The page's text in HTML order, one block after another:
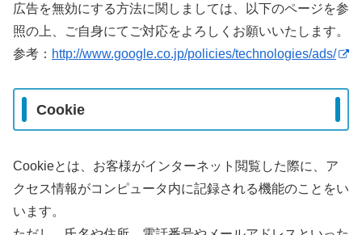
広告を無効にする方法に関しましては、以下のページを参
照の上、ご自身にてご対応をよろしくお願いいたします。
参考： http://www.google.co.jp/policies/technologies/ads/
Cookie
Cookieとは、お客様がインターネット閲覧した際に、ア
クセス情報がコンピュータ内に記録される機能のことをい
います。